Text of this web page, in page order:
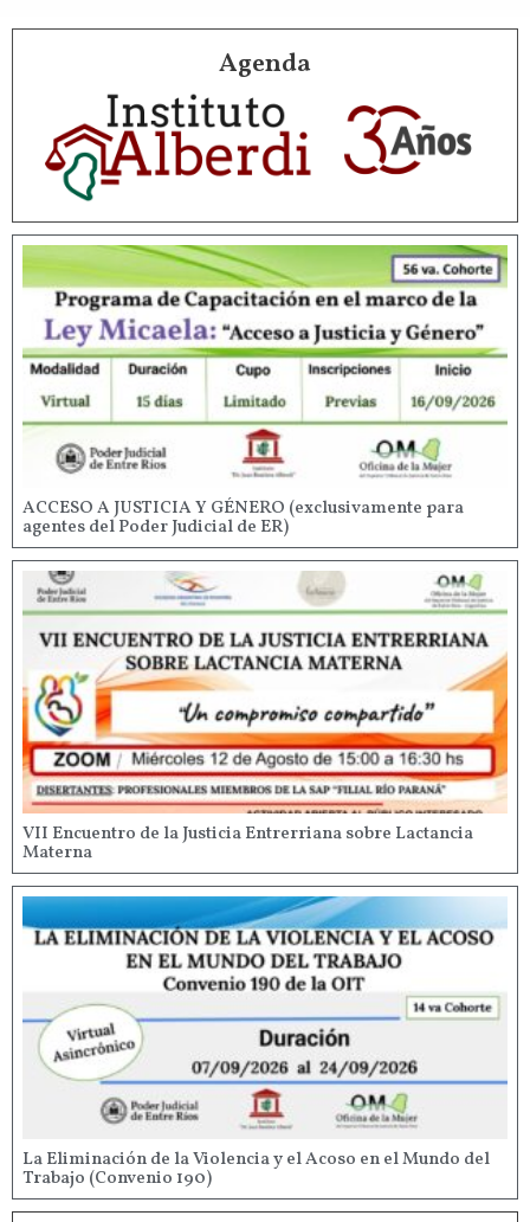
Agenda
ACCESO A JUSTICIA Y GÉNERO (exclusivamente para
agentes del Poder Judicial de ER)
VII Encuentro de la Justicia Entrerriana sobre Lactancia
Materna
La Eliminación de la Violencia y el Acoso en el Mundo del
Trabajo (Convenio 190)